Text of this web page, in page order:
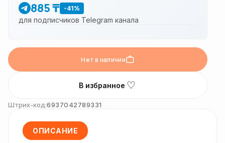
885 ₸ -41%
для подписчиков Telegram канала
Нет в наличии
В избранное ♡
Штрих-код:6937042789331
ОПИСАНИЕ